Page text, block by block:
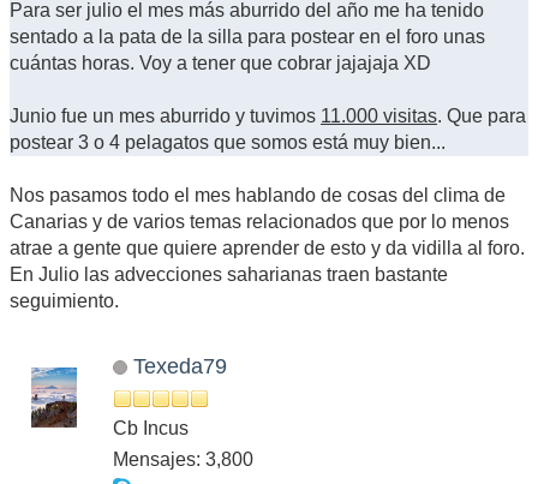
Para ser julio el mes más aburrido del año me ha tenido
sentado a la pata de la silla para postear en el foro unas
cuántas horas. Voy a tener que cobrar jajajaja XD
Junio fue un mes aburrido y tuvimos 11.000 visitas. Que para
postear 3 o 4 pelagatos que somos está muy bien...
Nos pasamos todo el mes hablando de cosas del clima de
Canarias y de varios temas relacionados que por lo menos
atrae a gente que quiere aprender de esto y da vidilla al foro.
En Julio las advecciones saharianas traen bastante
seguimiento.
Texeda79
Cb Incus
Mensajes: 3,800